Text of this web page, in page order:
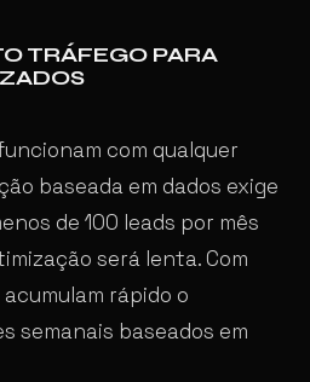
TRÁFEGO PARA
com qualquer
baseada em dados exige
de 100 leads por mês
será lenta. Com
rápido o
semanais baseados em